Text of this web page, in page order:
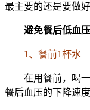
最主要的还是要做
避免餐后低血
1、餐前1杯水
在用餐前，喝
餐后血压的下降速度